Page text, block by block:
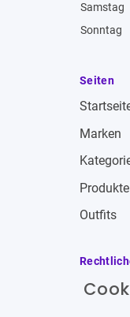
Samstag
Sonntag
Seiten
Marken
Produkte
Outfits